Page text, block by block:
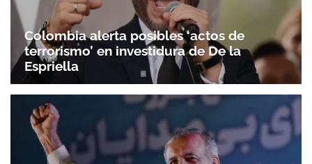
Colombia alerta posibles ‘actos de
terrorismo’ en investidura de De la
Espriella